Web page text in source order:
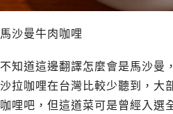
馬沙曼牛肉咖哩
不知道這邊翻譯怎麼會是馬沙曼
沙拉咖哩在台灣比較少聽到，大
咖哩吧，但這道菜可是曾經入選